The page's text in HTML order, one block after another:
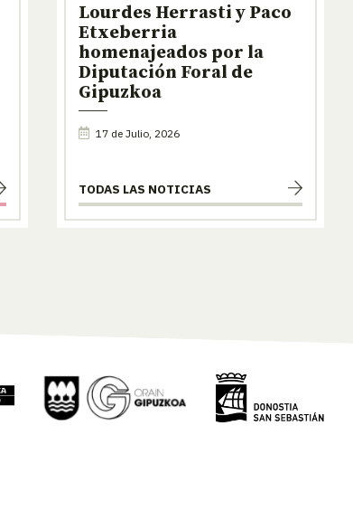
Lourdes Herrasti y Paco
Etxeberria
homenajeados por la
Diputación Foral de
Gipuzkoa
17 de Julio, 2026
TODAS LAS NOTICIAS